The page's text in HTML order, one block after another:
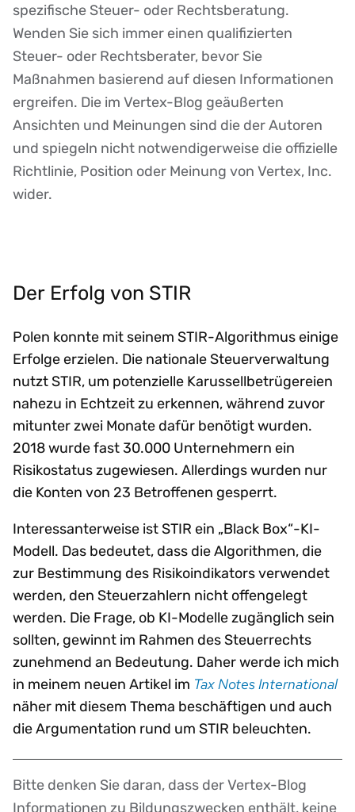
spezifische Steuer- oder Rechtsberatung.
Wenden Sie sich immer einen qualifizierten
Steuer- oder Rechtsberater, bevor Sie
Maßnahmen basierend auf diesen Informationen
ergreifen. Die im Vertex-Blog geäußerten
Ansichten und Meinungen sind die der Autoren
und spiegeln nicht notwendigerweise die offizielle
Richtlinie, Position oder Meinung von Vertex, Inc.
wider.
Der Erfolg von STIR
Polen konnte mit seinem STIR-Algorithmus einige
Erfolge erzielen. Die nationale Steuerverwaltung
nutzt STIR, um potenzielle Karussellbetrügereien
nahezu in Echtzeit zu erkennen, während zuvor
mitunter zwei Monate dafür benötigt wurden.
2018 wurde fast 30.000 Unternehmern ein
Risikostatus zugewiesen. Allerdings wurden nur
die Konten von 23 Betroffenen gesperrt.
Interessanterweise ist STIR ein „Black Box“-KI-
Modell. Das bedeutet, dass die Algorithmen, die
zur Bestimmung des Risikoindikators verwendet
werden, den Steuerzahlern nicht offengelegt
werden. Die Frage, ob KI-Modelle zugänglich sein
sollten, gewinnt im Rahmen des Steuerrechts
zunehmend an Bedeutung. Daher werde ich mich
in meinem neuen Artikel im Tax Notes International
näher mit diesem Thema beschäftigen und auch
die Argumentation rund um STIR beleuchten.
Disclaimer
Bitte denken Sie daran, dass der Vertex-Blog
Informationen zu Bildungszwecken enthält, keine